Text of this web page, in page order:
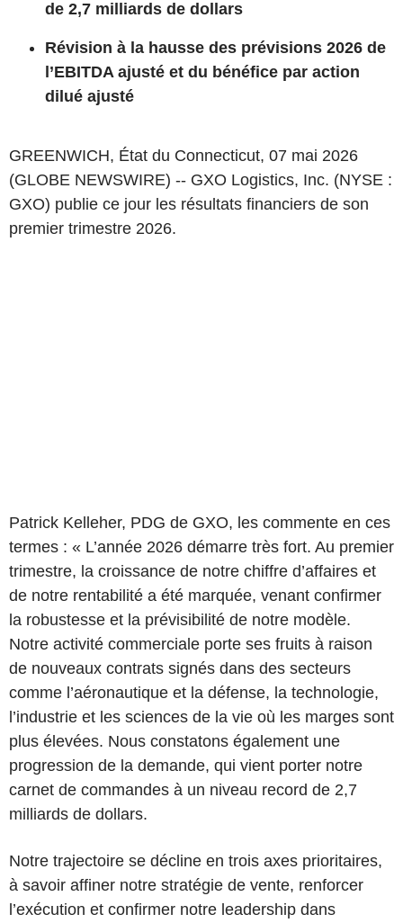
de 2,7 milliards de dollars
Révision à la hausse des prévisions 2026 de
l’EBITDA ajusté et du bénéfice par action
dilué ajusté
GREENWICH, État du Connecticut, 07 mai 2026
(GLOBE NEWSWIRE) -- GXO Logistics, Inc. (NYSE :
GXO) publie ce jour les résultats financiers de son
premier trimestre 2026.
Patrick Kelleher, PDG de GXO, les commente en ces
termes : « L’année 2026 démarre très fort. Au premier
trimestre, la croissance de notre chiffre d’affaires et
de notre rentabilité a été marquée, venant confirmer
la robustesse et la prévisibilité de notre modèle.
Notre activité commerciale porte ses fruits à raison
de nouveaux contrats signés dans des secteurs
comme l’aéronautique et la défense, la technologie,
l’industrie et les sciences de la vie où les marges sont
plus élevées. Nous constatons également une
progression de la demande, qui vient porter notre
carnet de commandes à un niveau record de 2,7
milliards de dollars.
Notre trajectoire se décline en trois axes prioritaires,
à savoir affiner notre stratégie de vente, renforcer
l’exécution et confirmer notre leadership dans